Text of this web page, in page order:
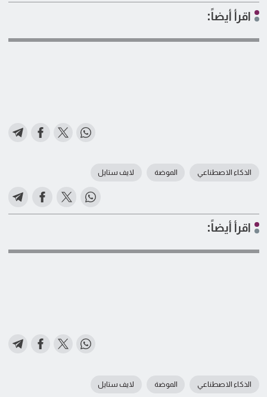
اقرأ أيضاً:
الذكاء الاصطناعي الموضة لايف ستايل
اقرأ أيضاً:
الذكاء الاصطناعي الموضة لايف ستايل